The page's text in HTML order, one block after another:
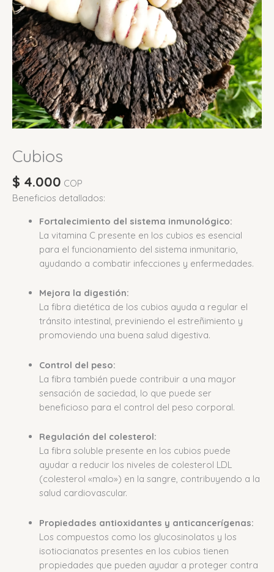
Cubios
$ 4.000 COP
Beneficios detallados:
Fortalecimiento del sistema inmunológico:
La vitamina C presente en los cubios es esencial
para el funcionamiento del sistema inmunitario,
ayudando a combatir infecciones y enfermedades.
Mejora la digestión:
La fibra dietética de los cubios ayuda a regular el
tránsito intestinal, previniendo el estreñimiento y
promoviendo una buena salud digestiva.
Control del peso:
La fibra también puede contribuir a una mayor
sensación de saciedad, lo que puede ser
beneficioso para el control del peso corporal.
Regulación del colesterol:
La fibra soluble presente en los cubios puede
ayudar a reducir los niveles de colesterol LDL
(colesterol «malo») en la sangre, contribuyendo a la
salud cardiovascular.
Propiedades antioxidantes y anticancerígenas:
Los compuestos como los glucosinolatos y los
isotiocianatos presentes en los cubios tienen
propiedades que pueden ayudar a proteger contra